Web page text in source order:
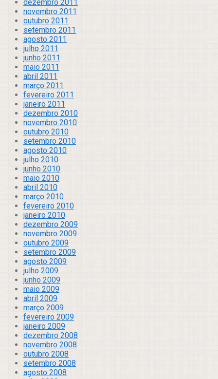
dezembro 2011
novembro 2011
outubro 2011
setembro 2011
agosto 2011
julho 2011
junho 2011
maio 2011
abril 2011
março 2011
fevereiro 2011
janeiro 2011
dezembro 2010
novembro 2010
outubro 2010
setembro 2010
agosto 2010
julho 2010
junho 2010
maio 2010
abril 2010
março 2010
fevereiro 2010
janeiro 2010
dezembro 2009
novembro 2009
outubro 2009
setembro 2009
agosto 2009
julho 2009
junho 2009
maio 2009
abril 2009
março 2009
fevereiro 2009
janeiro 2009
dezembro 2008
novembro 2008
outubro 2008
setembro 2008
agosto 2008